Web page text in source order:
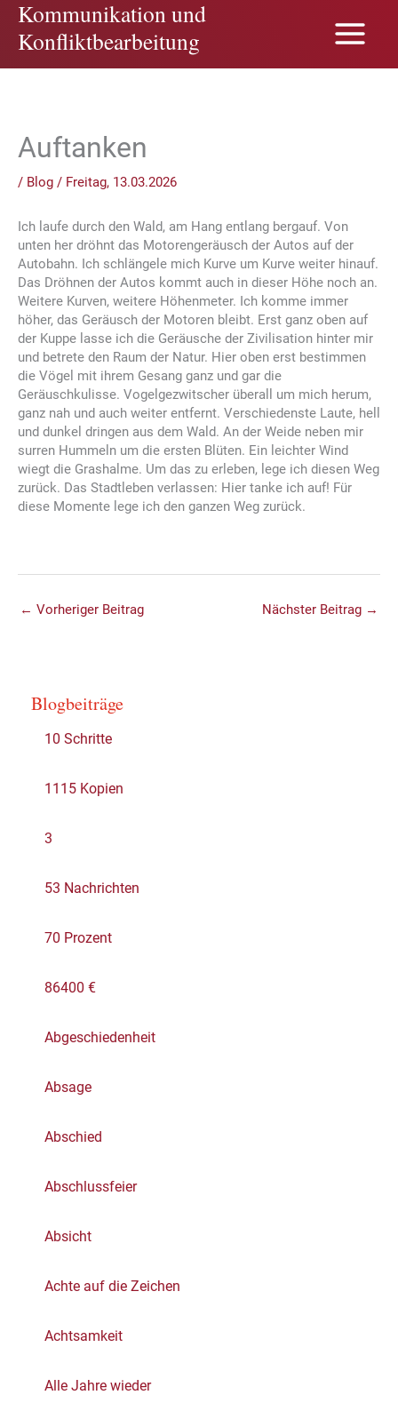
Zum
Inhalt
springen
Kommunikation und
Konfliktbearbeitung
Auftanken
/ Blog / Freitag, 13.03.2026
Ich laufe durch den Wald, am Hang entlang bergauf. Von
unten her dröhnt das Motorengeräusch der Autos auf der
Autobahn. Ich schlängele mich Kurve um Kurve weiter hinauf.
Das Dröhnen der Autos kommt auch in dieser Höhe noch an.
Weitere Kurven, weitere Höhenmeter. Ich komme immer
höher, das Geräusch der Motoren bleibt. Erst ganz oben auf
der Kuppe lasse ich die Geräusche der Zivilisation hinter mir
und betrete den Raum der Natur. Hier oben erst bestimmen
die Vögel mit ihrem Gesang ganz und gar die
Geräuschkulisse. Vogelgezwitscher überall um mich herum,
ganz nah und auch weiter entfernt. Verschiedenste Laute, hell
und dunkel dringen aus dem Wald. An der Weide neben mir
surren Hummeln um die ersten Blüten. Ein leichter Wind
wiegt die Grashalme. Um das zu erleben, lege ich diesen Weg
zurück. Das Stadtleben verlassen: Hier tanke ich auf! Für
diese Momente lege ich den ganzen Weg zurück.
← Vorheriger Beitrag Nächster Beitrag →
Blogbeiträge
10 Schritte
1115 Kopien
3
53 Nachrichten
70 Prozent
86400 €
Abgeschiedenheit
Absage
Abschied
Abschlussfeier
Absicht
Achte auf die Zeichen
Achtsamkeit
Alle Jahre wieder